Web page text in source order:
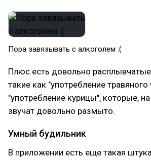
Пора завязывать с алкоголем :(
Плюс есть довольно
такие как "употребление травяного
"употребление курицы", которые,
звучат довольно размыто.
Умный будильник
В приложении есть еще такая